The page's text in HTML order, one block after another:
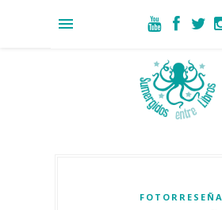
FOTORRESEÑA